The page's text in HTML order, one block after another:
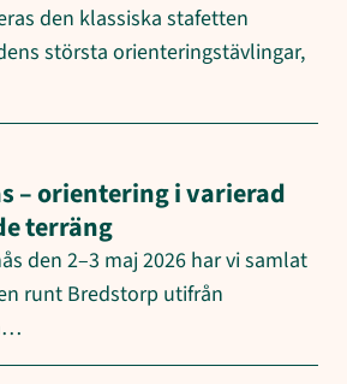
den klassiska stafetten
största orienteringstävlingar,
– orientering i varierad
terräng
den 2–3 maj 2026 har vi samlat
runt Bredstorp utifrån